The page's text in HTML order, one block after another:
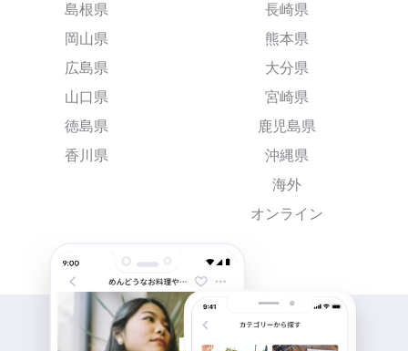
島根県
岡山県
広島県
山口県
徳島県
香川県
長崎県
熊本県
大分県
宮崎県
鹿児島県
沖縄県
海外
オンライン